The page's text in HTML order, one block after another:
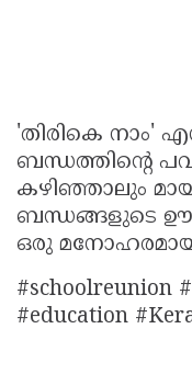
'തിരികെ നാം'
ബന്ധത്തിന്റെ
കഴിഞ്ഞാലും
ബന്ധങ്ങളുടെ
ഒരു
#schoolreunion
#education